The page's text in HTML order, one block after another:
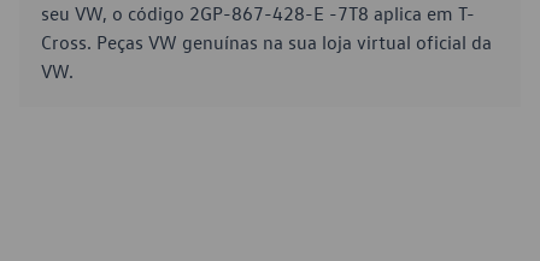
seu VW, o código 2GP-867-428-E -7T8 aplica em T-
Cross. Peças VW genuínas na sua loja virtual oficial da
VW.